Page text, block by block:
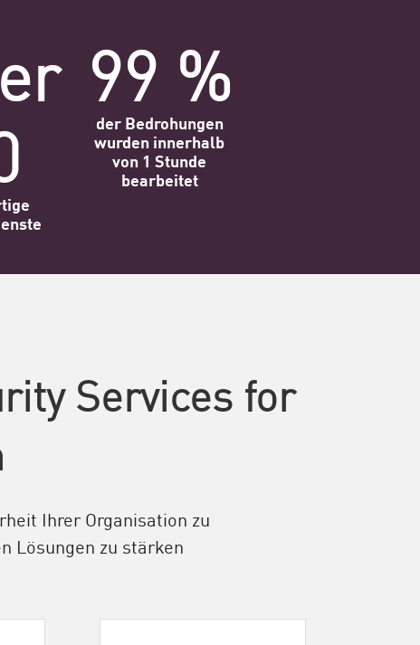
99 %
der Bedrohungen
wurden innerhalb
von 1 Stunde
bearbeitet
Services for
Ihrer Organisation zu
Lösungen zu stärken